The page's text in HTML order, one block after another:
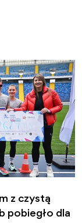
z czystą
pobiegło dla